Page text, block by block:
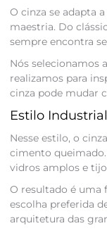
O cinza se adapta
maestria. Do
sempre encontra
Nós selecionamos
realizamos para
cinza pode mudar
Estilo
Nesse estilo, o
cimento
vidros amplos e
O resultado é uma
escolha preferida
arquitetura das